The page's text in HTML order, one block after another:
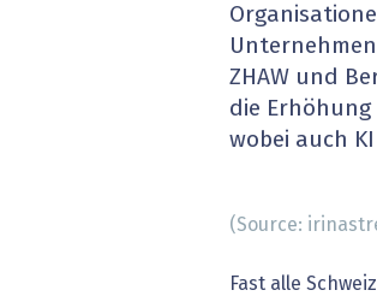
ZHAW und
die
wobei auch
(Source:
Fast alle